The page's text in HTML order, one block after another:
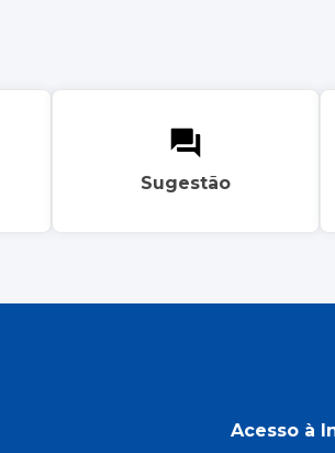
Sugestão
Acesso à